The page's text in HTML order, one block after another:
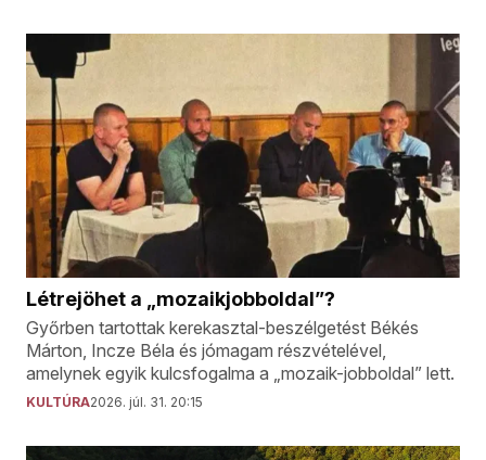
Létrejöhet a „mozaikjobboldal”?
Győrben tartottak kerekasztal-beszélgetést Békés
Márton, Incze Béla és jómagam részvételével,
amelynek egyik kulcsfogalma a „mozaik-jobboldal” lett.
KULTÚRA2026. júl. 31. 20:15